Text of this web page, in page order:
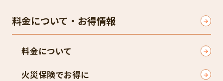
料金について・お得情報
料金について
火災保険でお得に